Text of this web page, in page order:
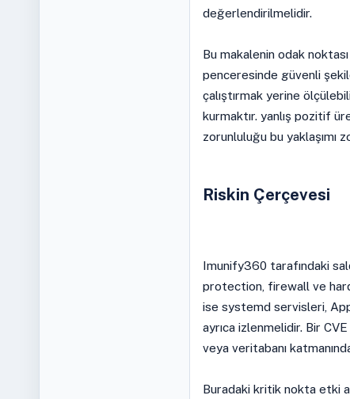
değerlendirilmelidir.
Bu makalenin odak
penceresinde güvenli
çalıştırmak yerine
kurmaktır. yanlış pozitif
zorunluluğu bu yaklaşımı
Riskin Çerçevesi
Imunify360 tarafındaki
protection, firewall ve
ise systemd servisleri,
ayrıca izlenmelidir. Bir
veya veritabanı
Buradaki kritik nokta etki